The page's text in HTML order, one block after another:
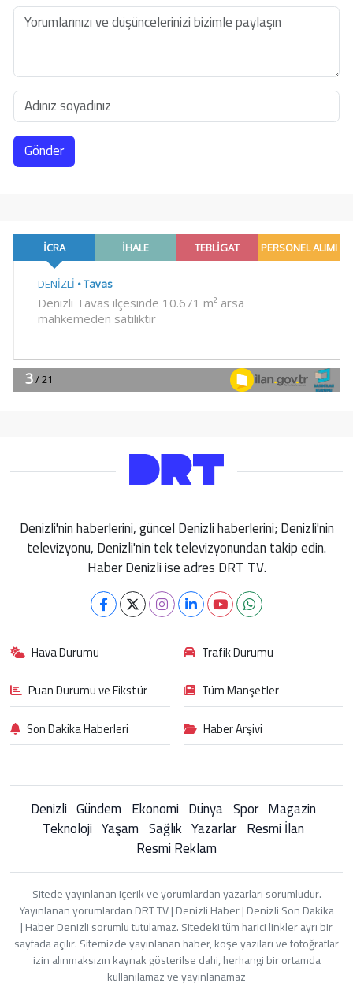
Gönder
Denizli'nin haberlerini, güncel Denizli haberlerini; Denizli'nin
televizyonu, Denizli'nin tek televizyonundan takip edin.
Haber Denizli ise adres DRT TV.
Hava Durumu
Trafik Durumu
Puan Durumu ve Fikstür
Tüm Manşetler
Son Dakika Haberleri
Haber Arşivi
Denizli Gündem Ekonomi Dünya Spor Magazin
Teknoloji Yaşam Sağlık Yazarlar Resmi İlan
Resmi Reklam
Sitede yayınlanan içerik ve yorumlardan yazarları sorumludur.
Yayınlanan yorumlardan DRT TV | Denizli Haber | Denizli Son Dakika
| Haber Denizli sorumlu tutulamaz. Sitedeki tüm harici linkler ayrı bir
sayfada açılır. Sitemizde yayınlanan haber, köşe yazıları ve fotoğraflar
izin alınmaksızın kaynak gösterilse dahi, herhangi bir ortamda
kullanılamaz ve yayınlanamaz